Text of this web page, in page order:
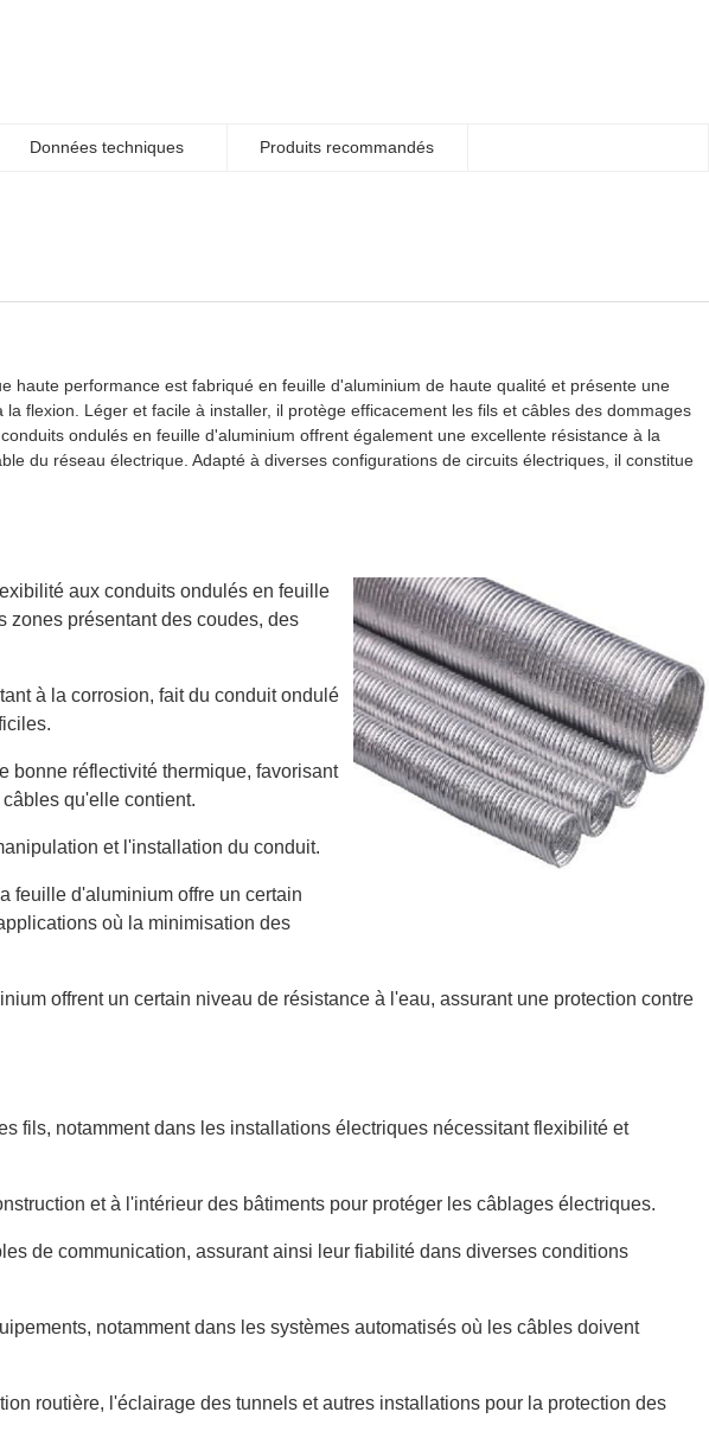
Données techniques Produits recommandés
haute performance est fabriqué en feuille d'aluminium de haute qualité et présente une
flexion. Léger et facile à installer, il protège efficacement les fils et câbles des dommages
ondulés en feuille d'aluminium offrent également une excellente résistance à la
du réseau électrique. Adapté à diverses configurations de circuits électriques, il constitue
aux conduits ondulés en feuille
zones présentant des coudes, des
à la corrosion, fait du conduit ondulé
bonne réflectivité thermique, favorisant
qu'elle contient.
et l'installation du conduit.
feuille d'aluminium offre un certain
où la minimisation des
offrent un certain niveau de résistance à l'eau, assurant une protection contre
fils, notamment dans les installations électriques nécessitant flexibilité et
et à l'intérieur des bâtiments pour protéger les câblages électriques.
de communication, assurant ainsi leur fiabilité dans diverses conditions
notamment dans les systèmes automatisés où les câbles doivent
routière, l'éclairage des tunnels et autres installations pour la protection des